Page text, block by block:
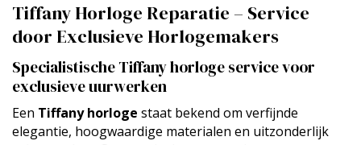
Tiffany Horloge Reparatie – Service
door Exclusieve Horlogemakers
Specialistische Tiffany horloge service voor
exclusieve uurwerken
Een Tiffany horloge staat bekend om verfijnde
elegantie, hoogwaardige materialen en uitzonderlijk